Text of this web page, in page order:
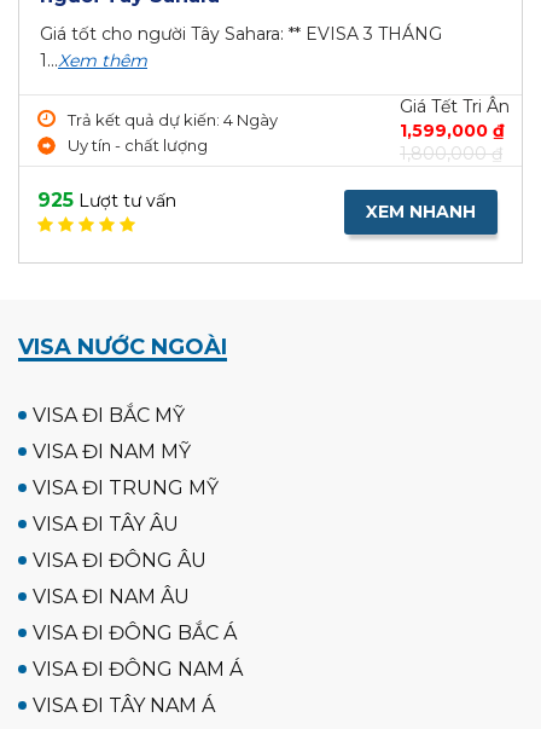
Giá tốt cho người Tây Sahara: ** EVISA 3 THÁNG
1...Xem thêm
Trả kết quả dự kiến: 4 Ngày
Uy tín - chất lượng
Giá Tết Tri Ân
1,599,000 ₫
1,800,000 ₫
925 Lượt tư vấn XEM NHANH
VISA NƯỚC NGOÀI
VISA ĐI BẮC MỸ
VISA ĐI NAM MỸ
VISA ĐI TRUNG MỸ
VISA ĐI TÂY ÂU
VISA ĐI ĐÔNG ÂU
VISA ĐI NAM ÂU
VISA ĐI ĐÔNG BẮC Á
VISA ĐI ĐÔNG NAM Á
VISA ĐI TÂY NAM Á